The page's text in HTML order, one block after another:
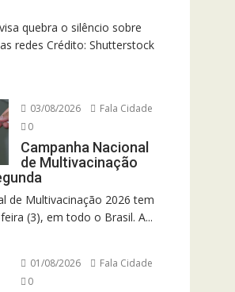
quebra o silêncio sobre
redes Crédito: Shutterstock
03/08/2026
Fala Cidade
0
Campanha Nacional
de Multivacinação
de Multivacinação 2026 tem
(3), em todo o Brasil. A...
01/08/2026
Fala Cidade
0